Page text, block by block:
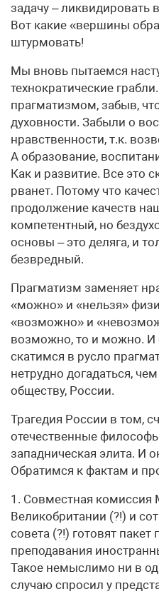
задачу – ликвидировать
Вот какие «вершины
штурмовать!
Мы вновь пытаемся
технократические
прагматизмом, забыв,
духовности. Забыли о
нравственности, т.к.
А образование,
Как и развитие. Все это
рванет. Потому что
продолжение качеств
компетентный, но
основы – это деляга, и
безвредный.
Прагматизм заменяет
«можно» и «нельзя»
«возможно» и
возможно, то и можно. И
скатимся в русло
нетрудно догадаться,
обществу, России.
Трагедия России в том,
отечественные
западническая элита. И
Обратимся к фактам и
1. Совместная комиссия
Великобритании (?!) и
совета (?!) готовят
преподавания
Такое немыслимо ни в
случаю спросил у